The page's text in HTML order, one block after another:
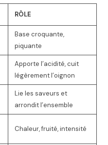
RÔLE
Base croquante,
piquante
Apporte l’acidité, cuit
légèrement l’oignon
Lie les saveurs et
arrondit l’ensemble
Chaleur, fruité, intensité